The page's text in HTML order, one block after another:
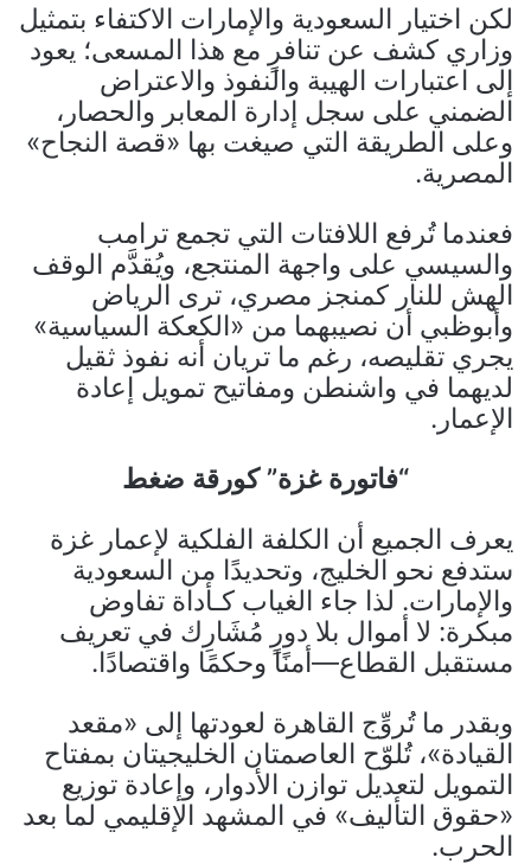
لكن اختيار السعودية والإمارات الاكتفاء بتمثيل
وزاري كشف عن تنافرٍ مع هذا المسعى؛ يعود
إلى اعتبارات الهيبة والنفوذ والاعتراض
الضمني على سجل إدارة المعابر والحصار،
وعلى الطريقة التي صيغت بها «قصة النجاح»
المصرية.
فعندما تُرفع اللافتات التي تجمع ترامب
والسيسي على واجهة المنتجع، ويُقدَّم الوقف
الهش للنار كمنجز مصري، ترى الرياض
وأبوظبي أن نصيبهما من «الكعكة السياسية»
يجري تقليصه، رغم ما تريان أنه نفوذ ثقيل
لديهما في واشنطن ومفاتيح تمويل إعادة
الإعمار.
“فاتورة غزة” كورقة ضغط
يعرف الجميع أن الكلفة الفلكية لإعمار غزة
ستدفع نحو الخليج، وتحديدًا من السعودية
والإمارات. لذا جاء الغياب كـأداة تفاوض
مبكرة: لا أموال بلا دورٍ مُشَارِك في تعريف
مستقبل القطاع—أمنًا وحكمًا واقتصادًا.
وبقدر ما تُروِّج القاهرة لعودتها إلى «مقعد
القيادة»، تُلوّح العاصمتان الخليجيتان بمفتاح
التمويل لتعديل توازن الأدوار، وإعادة توزيع
«حقوق التأليف» في المشهد الإقليمي لما بعد
الحرب.